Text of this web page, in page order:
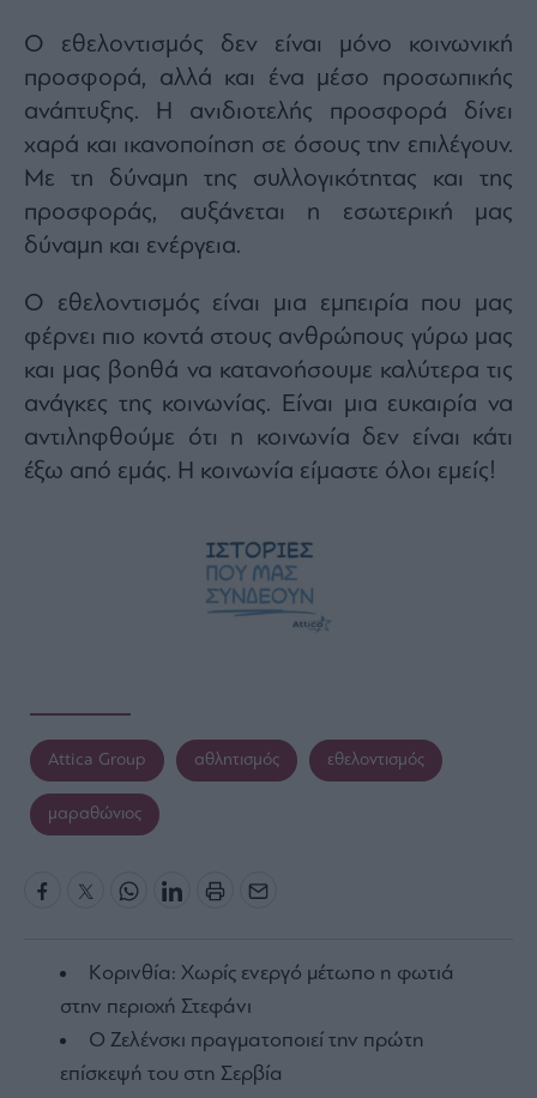
Ο εθελοντισμός δεν είναι μόνο κοινωνική
προσφορά, αλλά και ένα μέσο προσωπικής
ανάπτυξης. Η ανιδιοτελής προσφορά δίνει
χαρά και ικανοποίηση σε όσους την επιλέγουν.
Με τη δύναμη της συλλογικότητας και της
προσφοράς, αυξάνεται η εσωτερική μας
δύναμη και ενέργεια.
Ο εθελοντισμός είναι μια εμπειρία που μας
φέρνει πιο κοντά στους ανθρώπους γύρω μας
και μας βοηθά να κατανοήσουμε καλύτερα τις
ανάγκες της κοινωνίας. Είναι μια ευκαιρία να
αντιληφθούμε ότι η κοινωνία δεν είναι κάτι
έξω από εμάς. Η κοινωνία είμαστε όλοι εμείς!
Attica Group αθλητισμός εθελοντισμός
μαραθώνιος
Κορινθία: Χωρίς ενεργό μέτωπο η φωτιά
στην περιοχή Στεφάνι
Ο Ζελένσκι πραγματοποιεί την πρώτη
επίσκεψή του στη Σερβία